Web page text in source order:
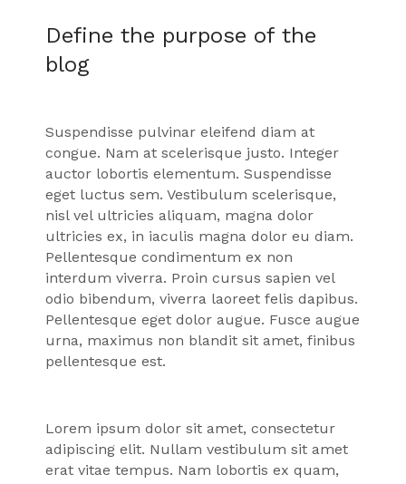
Define the purpose of the
blog
Suspendisse pulvinar eleifend diam at
congue. Nam at scelerisque justo. Integer
auctor lobortis elementum. Suspendisse
eget luctus sem. Vestibulum scelerisque,
nisl vel ultricies aliquam, magna dolor
ultricies ex, in iaculis magna dolor eu diam.
Pellentesque condimentum ex non
interdum viverra. Proin cursus sapien vel
odio bibendum, viverra laoreet felis dapibus.
Pellentesque eget dolor augue. Fusce augue
urna, maximus non blandit sit amet, finibus
pellentesque est.
Lorem ipsum dolor sit amet, consectetur
adipiscing elit. Nullam vestibulum sit amet
erat vitae tempus. Nam lobortis ex quam,